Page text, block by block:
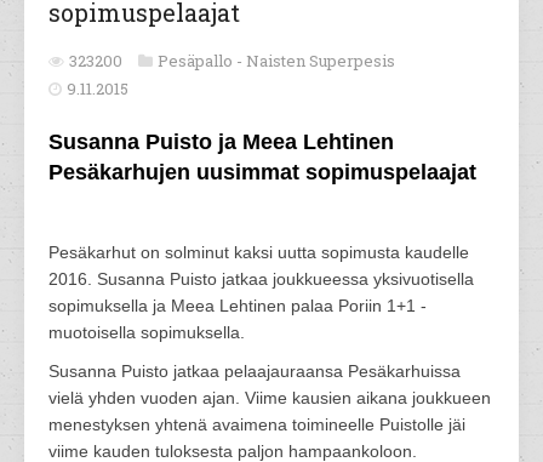
sopimuspelaajat
323200 Pesäpallo - Naisten Superpesis
9.11.2015
Susanna Puisto ja Meea Lehtinen
Pesäkarhujen uusimmat sopimuspelaajat
Pesäkarhut on solminut kaksi uutta sopimusta kaudelle
2016. Susanna Puisto jatkaa joukkueessa yksivuotisella
sopimuksella ja Meea Lehtinen palaa Poriin 1+1 -
muotoisella sopimuksella.
Susanna Puisto jatkaa pelaajauraansa Pesäkarhuissa
vielä yhden vuoden ajan. Viime kausien aikana joukkueen
menestyksen yhtenä avaimena toimineelle Puistolle jäi
viime kauden tuloksesta paljon hampaankoloon.